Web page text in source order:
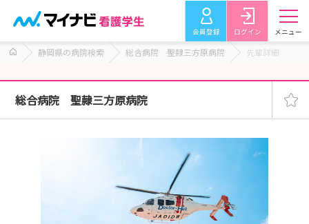
会員登録 ログイン メニュー
静岡県の病院検索 総合病院 聖隷三方原病院 先輩詳細
総合病院 聖隷三方原病院